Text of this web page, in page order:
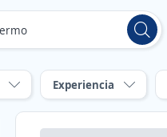
Experiencia